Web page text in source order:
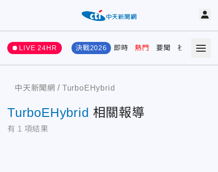
LIVE 24HR 決戰2026 即時 熱門 要聞 社會 娛樂
中天新聞網 TurboEHybrid
TurboEHybrid 相關報導
有 1 項結果